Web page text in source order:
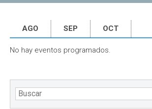
AGO SEP OCT
No hay eventos programados.